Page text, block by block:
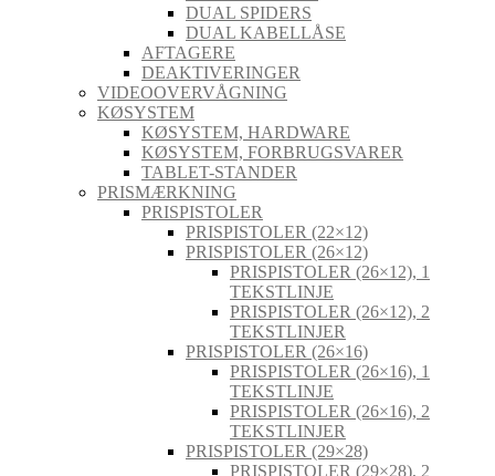
DUAL SPIDERS
DUAL KABELLÅSE
AFTAGERE
DEAKTIVERINGER
VIDEOOVERVÅGNING
KØSYSTEM
KØSYSTEM, HARDWARE
KØSYSTEM, FORBRUGSVARER
TABLET-STANDER
PRISMÆRKNING
PRISPISTOLER
PRISPISTOLER (22×12)
PRISPISTOLER (26×12)
PRISPISTOLER (26×12), 1
TEKSTLINJE
PRISPISTOLER (26×12), 2
TEKSTLINJER
PRISPISTOLER (26×16)
PRISPISTOLER (26×16), 1
TEKSTLINJE
PRISPISTOLER (26×16), 2
TEKSTLINJER
PRISPISTOLER (29×28)
PRISPISTOLER (29×28), 2